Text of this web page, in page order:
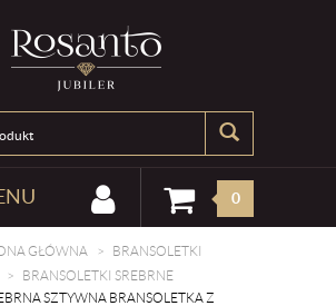
0
GŁÓWNA
BRANSOLETKI
BRANSOLETKI SREBRNE
SZTYWNA BRANSOLETKA Z